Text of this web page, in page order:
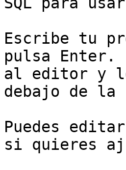
Escribe tu
pulsa Enter.
al editor y
debajo de la
Puedes
si quieres